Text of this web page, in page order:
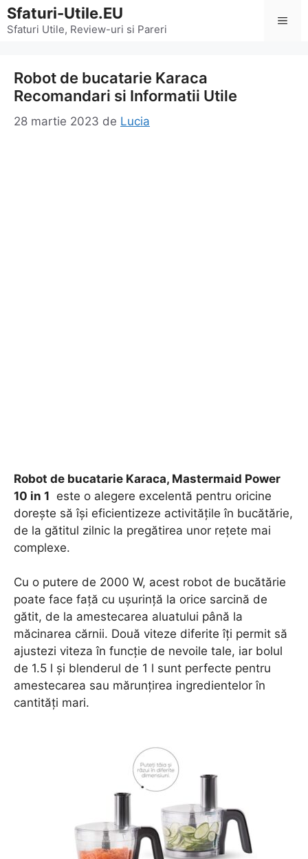
Sari
la
Sfaturi-Utile.EU
Sfaturi Utile, Review-uri si Pareri
Robot de bucatarie Karaca
Recomandari si Informatii Utile
28 martie 2023 de Lucia
Robot de bucatarie Karaca, Mastermaid Power
10 in 1 este o alegere excelentă pentru oricine
dorește să își eficientizeze activitățile în bucătărie,
de la gătitul zilnic la pregătirea unor rețete mai
complexe.
Cu o putere de 2000 W, acest robot de bucătărie
poate face față cu ușurință la orice sarcină de
gătit, de la amestecarea aluatului până la
măcinarea cărnii. Două viteze diferite îți permit să
ajustezi viteza în funcție de nevoile tale, iar bolul
de 1.5 l și blenderul de 1 l sunt perfecte pentru
amestecarea sau mărunțirea ingredientelor în
cantități mari.